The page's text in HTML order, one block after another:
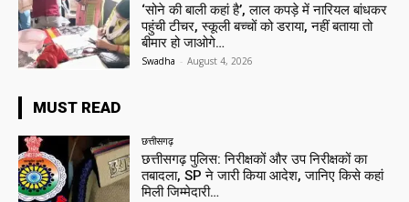
‘सोने की बाली कहां है’, लाल कपड़े में नारियल बांधकर
पहुंची टीचर, स्कूली बच्चों को डराया, नहीं बताया तो
बीमार हो जाओगे…
Swadha - August 4, 2026
MUST READ
छत्तीसगढ़
छत्तीसगढ़ पुलिस: निरीक्षकों और उप निरीक्षकों का
तबादला, SP ने जारी किया आदेश, जानिए किसे कहां
मिली जिम्मेदारी…